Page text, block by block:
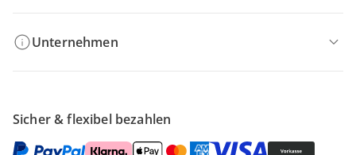
Unternehmen
Sicher & flexibel bezahlen